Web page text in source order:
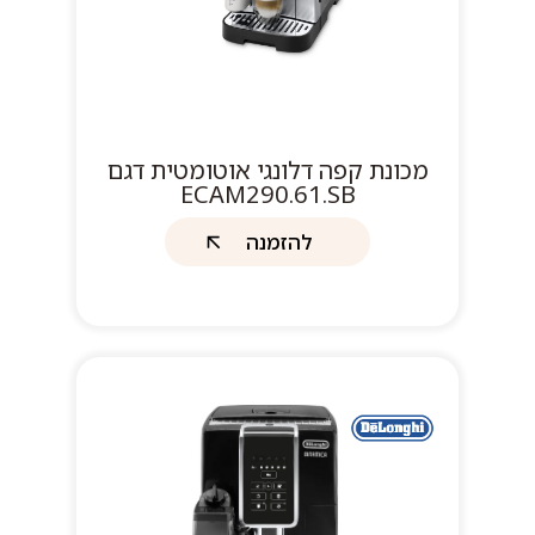
מכונת קפה דלונגי אוטומטית דגם
ECAM290.61.SB
להזמנה